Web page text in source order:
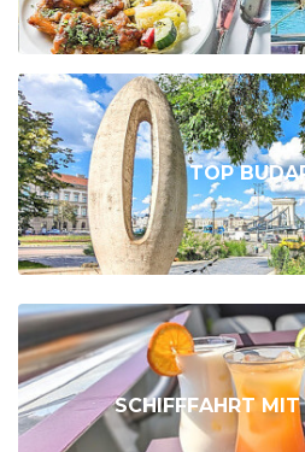
TOP
SCHIFFFAHRT